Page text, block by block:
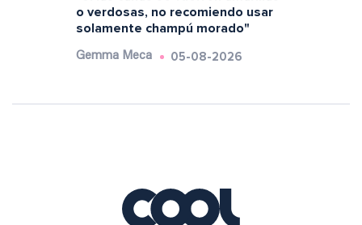
o verdosas, no recomiendo usar
solamente champú morado"
Gemma Meca 05-08-2026